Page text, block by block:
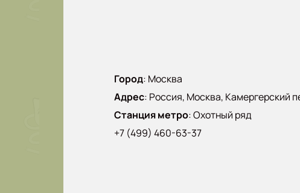
Город: Москва
Адрес: Россия, Москва, Камергерский
Станция метро:Охотный ряд
+7 (499) 460-63-37